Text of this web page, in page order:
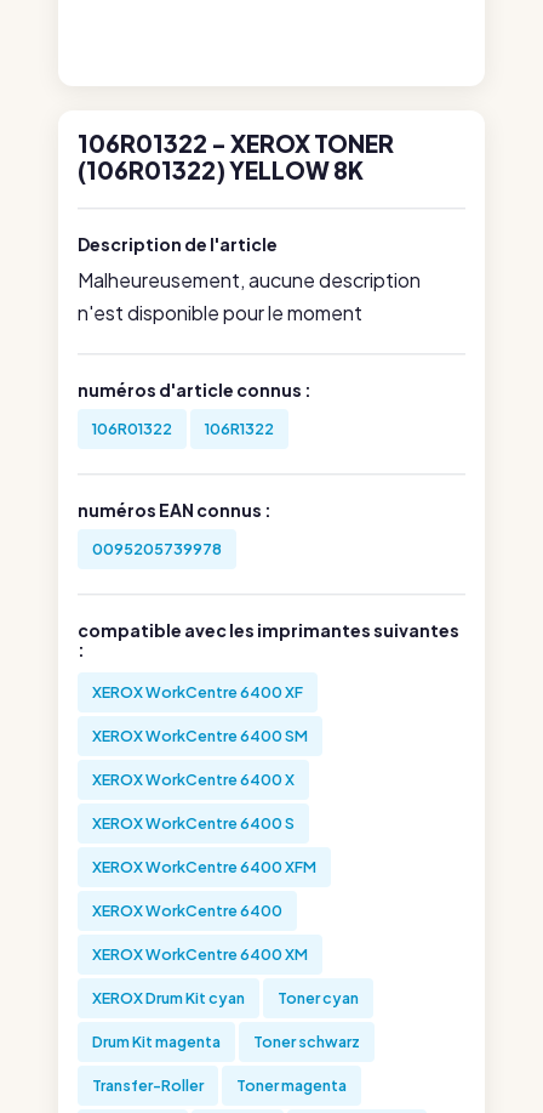
106R01322 - XEROX TONER
(106R01322) YELLOW 8K
Description de l'article
Malheureusement, aucune description
n'est disponible pour le moment
numéros d'article connus :
106R01322 106R1322
numéros EAN connus :
0095205739978
compatible avec les imprimantes suivantes
:
XEROX WorkCentre 6400 XF
XEROX WorkCentre 6400 SM
XEROX WorkCentre 6400 X
XEROX WorkCentre 6400 S
XEROX WorkCentre 6400 XFM
XEROX WorkCentre 6400
XEROX WorkCentre 6400 XM
XEROX Drum Kit cyan Toner cyan
Drum Kit magenta Toner schwarz
Transfer-Roller Toner magenta